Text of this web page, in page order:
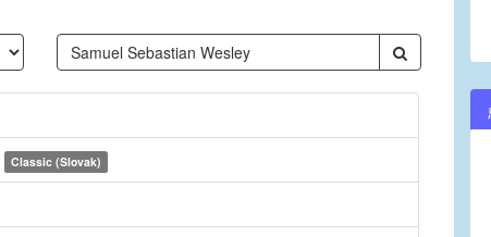
Classic (Slovak)